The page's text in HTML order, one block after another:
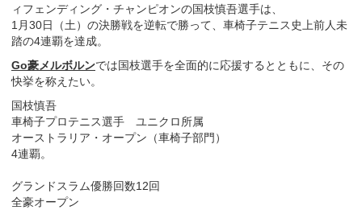
ィフェンディング・チャンピオンの国枝慎吾選手は、
1月30日（土）の決勝戦を逆転で勝って、車椅子テニス史上前人未
踏の4連覇を達成。
Go豪メルボルンでは国枝選手を全面的に応援するとともに、その
快挙を称えたい。
国枝慎吾
車椅子プロテニス選手 ユニクロ所属
オーストラリア・オープン（車椅子部門）
4連覇。
グランドスラム優勝回数12回
全豪オープン